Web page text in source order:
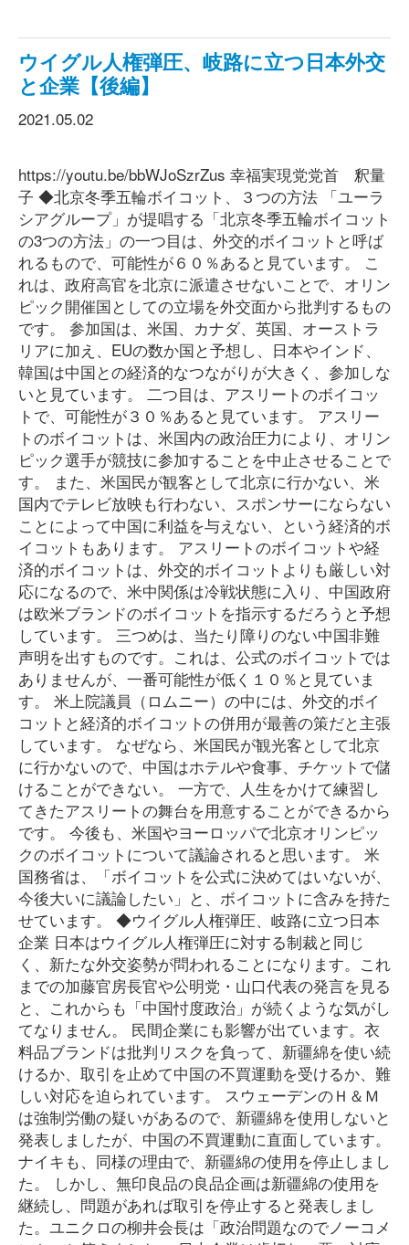
ウイグル人権弾圧、岐路に立つ日本外交
と企業【後編】
2021.05.02
https://youtu.be/bbWJoSzrZus 幸福実現党党首 釈量
子 ◆北京冬季五輪ボイコット、３つの方法 「ユーラ
シアグループ」が提唱する「北京冬季五輪ボイコット
の3つの方法」の一つ目は、外交的ボイコットと呼ば
れるもので、可能性が６０％あると見ています。 こ
れは、政府高官を北京に派遣させないことで、オリン
ピック開催国としての立場を外交面から批判するもの
です。 参加国は、米国、カナダ、英国、オーストラ
リアに加え、EUの数か国と予想し、日本やインド、
韓国は中国との経済的なつながりが大きく、参加しな
いと見ています。 二つ目は、アスリートのボイコッ
トで、可能性が３０％あると見ています。 アスリー
トのボイコットは、米国内の政治圧力により、オリン
ピック選手が競技に参加することを中止させることで
す。 また、米国民が観客として北京に行かない、米
国内でテレビ放映も行わない、スポンサーにならない
ことによって中国に利益を与えない、という経済的ボ
イコットもあります。 アスリートのボイコットや経
済的ボイコットは、外交的ボイコットよりも厳しい対
応になるので、米中関係は冷戦状態に入り、中国政府
は欧米ブランドのボイコットを指示するだろうと予想
しています。 三つめは、当たり障りのない中国非難
声明を出すものです。これは、公式のボイコットでは
ありませんが、一番可能性が低く１０％と見ていま
す。 米上院議員（ロムニー）の中には、外交的ボイ
コットと経済的ボイコットの併用が最善の策だと主張
しています。 なぜなら、米国民が観光客として北京
に行かないので、中国はホテルや食事、チケットで儲
けることができない。 一方で、人生をかけて練習し
てきたアスリートの舞台を用意することができるから
です。 今後も、米国やヨーロッパで北京オリンピッ
クのボイコットについて議論されると思います。 米
国務省は、「ボイコットを公式に決めてはいないが、
今後大いに議論したい」と、ボイコットに含みを持た
せています。 ◆ウイグル人権弾圧、岐路に立つ日本
企業 日本はウイグル人権弾圧に対する制裁と同じ
く、新たな外交姿勢が問われることになります。これ
までの加藤官房長官や公明党・山口代表の発言を見る
と、これからも「中国忖度政治」が続くような気がし
てなりません。 民間企業にも影響が出ています。衣
料品ブランドは批判リスクを負って、新疆綿を使い続
けるか、取引を止めて中国の不買運動を受けるか、難
しい対応を迫られています。 スウェーデンのＨ＆Ｍ
は強制労働の疑いがあるので、新疆綿を使用しないと
発表しましたが、中国の不買運動に直面しています。
ナイキも、同様の理由で、新疆綿の使用を停止しまし
た。 しかし、無印良品の良品企画は新疆綿の使用を
継続し、問題があれば取引を停止すると発表しまし
た。ユニクロの柳井会長は「政治問題なのでノーコメ